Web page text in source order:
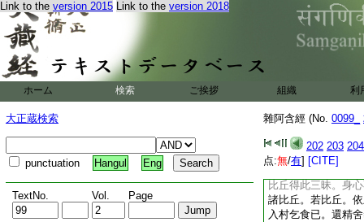
Link to the version 2015 Link to the version 2018
ホーム 検索 ご挨拶 組織 利
大正蔵検索
punctuation Hangul Eng
TextNo. Vol. Page
雜阿含經 (No. 0099_
202 203 204
点:無/有] [CITE]
思。時尊者 10 罽
入舍衞城乞食。還
＊檀入安陀林。於
身不動。身心正直
坐一面。佛語諸比
不。去我不遠。正
住。諸比丘白佛。
身端坐。善攝其身
告諸比丘。若比丘
傾不動。住勝妙住
勤方便。隨欲即得
比丘得此三昧。身
諸比丘。若比丘。
入村乞食已。還精